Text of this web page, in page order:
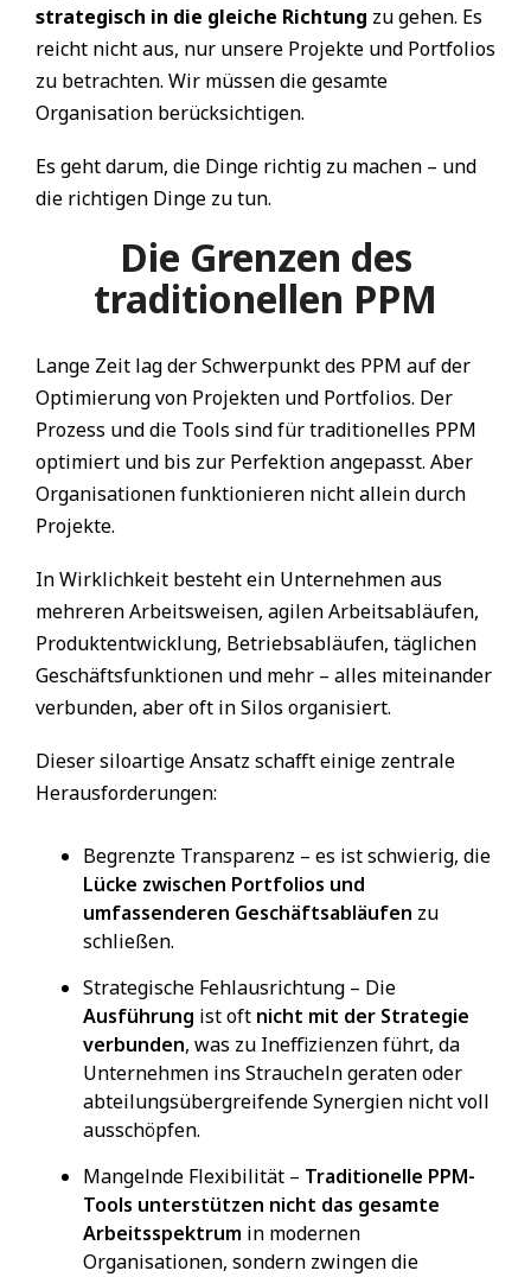
strategisch in die gleiche Richtung zu gehen. Es
reicht nicht aus, nur unsere Projekte und Portfolios
zu betrachten. Wir müssen die gesamte
Organisation berücksichtigen.
Es geht darum, die Dinge richtig zu machen – und
die richtigen Dinge zu tun.
Die Grenzen des
traditionellen PPM
Lange Zeit lag der Schwerpunkt des PPM auf der
Optimierung von Projekten und Portfolios. Der
Prozess und die Tools sind für traditionelles PPM
optimiert und bis zur Perfektion angepasst. Aber
Organisationen funktionieren nicht allein durch
Projekte.
In Wirklichkeit besteht ein Unternehmen aus
mehreren Arbeitsweisen, agilen Arbeitsabläufen,
Produktentwicklung, Betriebsabläufen, täglichen
Geschäftsfunktionen und mehr – alles miteinander
verbunden, aber oft in Silos organisiert.
Dieser siloartige Ansatz schafft einige zentrale
Herausforderungen:
Begrenzte Transparenz – es ist schwierig, die
Lücke zwischen Portfolios und
umfassenderen Geschäftsabläufen zu
schließen.
Strategische Fehlausrichtung – Die
Ausführung ist oft nicht mit der Strategie
verbunden, was zu Ineffizienzen führt, da
Unternehmen ins Straucheln geraten oder
abteilungsübergreifende Synergien nicht voll
ausschöpfen.
Mangelnde Flexibilität – Traditionelle PPM-
Tools unterstützen nicht das gesamte
Arbeitsspektrum in modernen
Organisationen, sondern zwingen die